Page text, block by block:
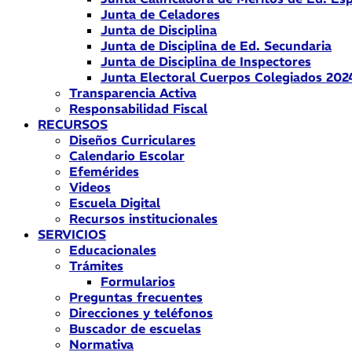
Junta de Celadores
Junta de Disciplina
Junta de Disciplina de Ed. Secundaria
Junta de Disciplina de Inspectores
Junta Electoral Cuerpos Colegiados
Transparencia Activa
Responsabilidad Fiscal
RECURSOS
Diseños Curriculares
Calendario Escolar
Efemérides
Videos
Escuela Digital
Recursos institucionales
SERVICIOS
Educacionales
Trámites
Formularios
Preguntas frecuentes
Direcciones y teléfonos
Buscador de escuelas
Normativa